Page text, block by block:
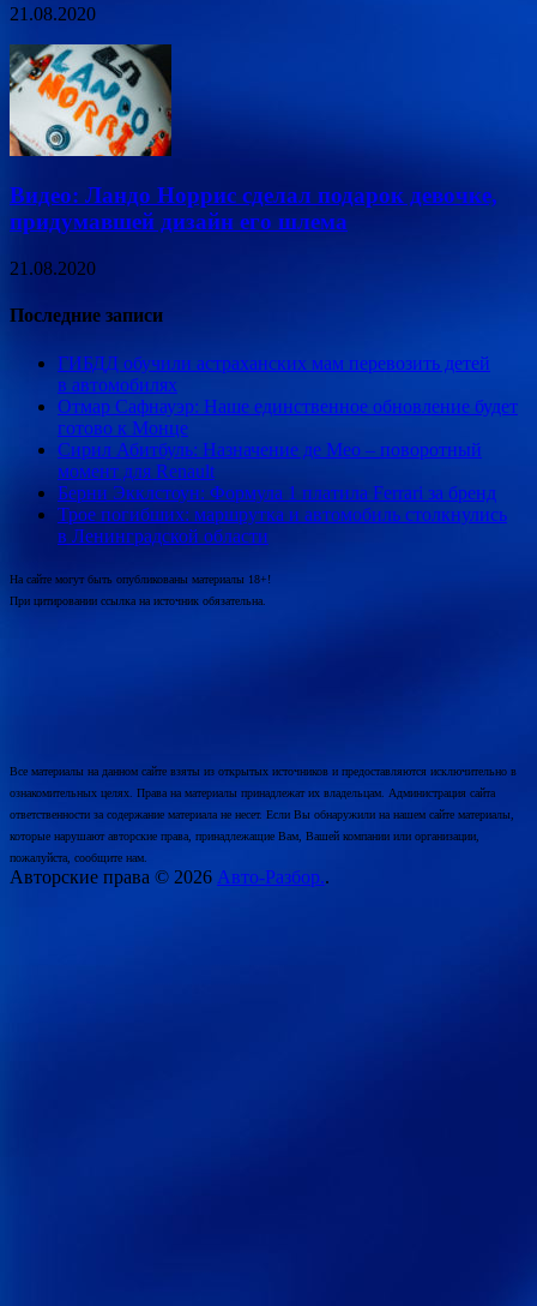
21.08.2020
Видео: Ландо Норрис сделал подарок девочке,
придумавшей дизайн его шлема
21.08.2020
Последние записи
ГИБДД обучили астраханских мам перевозить детей
в автомобилях
Отмар Сафнауэр: Наше единственное обновление будет
готово к Монце
Сирил Абитбуль: Назначение де Мео – поворотный
момент для Renault
Берни Экклстоун: Формула 1 платила Ferrari за бренд
Трое погибших: маршрутка и автомобиль столкнулись
в Ленинградской области
На сайте могут быть опубликованы материалы 18+!
При цитировании ссылка на источник обязательна.
Все материалы на данном сайте взяты из открытых источников и предоставляются исключительно в
ознакомительных целях. Права на материалы принадлежат их владельцам. Администрация сайта
ответственности за содержание материала не несет. Если Вы обнаружили на нашем сайте материалы,
которые нарушают авторские права, принадлежащие Вам, Вашей компании или организации,
пожалуйста, сообщите нам.
Авторские права © 2026 Авто-Разбор..